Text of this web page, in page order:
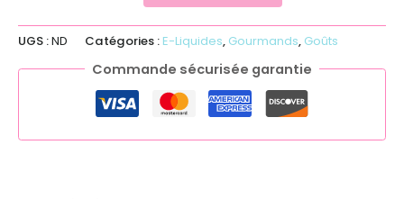
UGS :ND Catégories : E-Liquides, Gourmands, Goûts
Commande sécurisée garantie